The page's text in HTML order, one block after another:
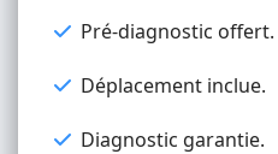
Pré-diagnostic offert.
Déplacement inclue.
Diagnostic garantie.